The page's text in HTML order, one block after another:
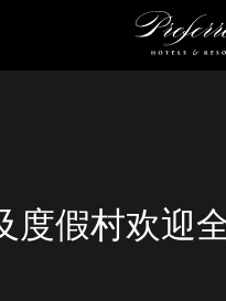
度假村欢迎